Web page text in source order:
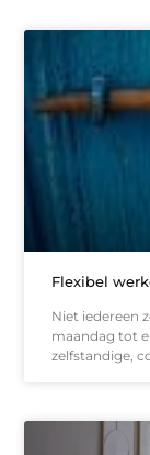
Flexibel
Niet iedereen
maandag tot
zelfstandige,